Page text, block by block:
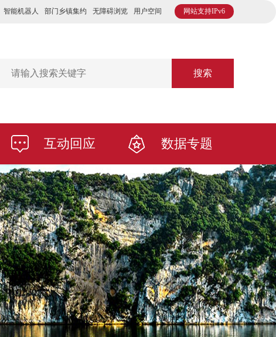
网站支持IPv6
智能机器人 部门乡镇集约 无障碍浏览 用户空间
搜索
互动回应 数据专题